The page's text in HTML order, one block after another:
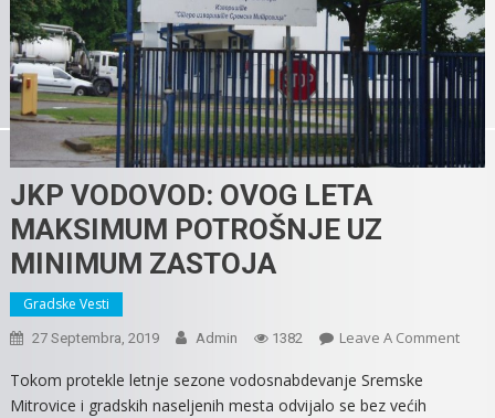
JKP VODOVOD: OVOG LETA
MAKSIMUM POTROŠNJE UZ
MINIMUM ZASTOJA
Gradske Vesti
27 Septembra, 2019 Admin 1382 Leave A CommentOn
Tokom protekle letnje sezone vodosnabdevanje Sremske
Mitrovice i gradskih naseljenih mesta odvijalo se bez većih